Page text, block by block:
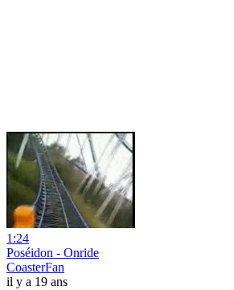
1:24
Poséidon - Onride
CoasterFan
il y a 19 ans